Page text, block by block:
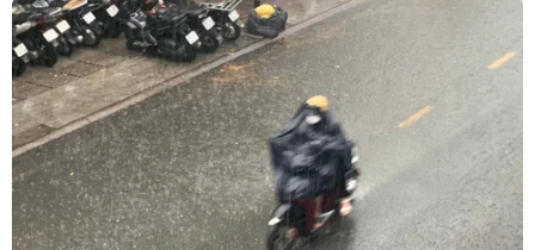
Nhật Bản
Theo dõi VietnamPlus